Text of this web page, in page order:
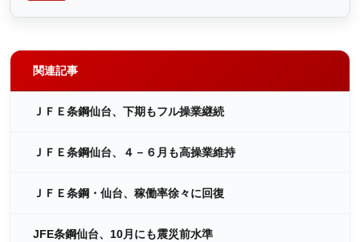
関連記事
ＪＦＥ条鋼仙台、下期もフル操業継続
ＪＦＥ条鋼仙台、４－６月も高操業維持
ＪＦＥ条鋼・仙台、稼働率徐々に回復
JFE条鋼仙台、10月にも震災前水準